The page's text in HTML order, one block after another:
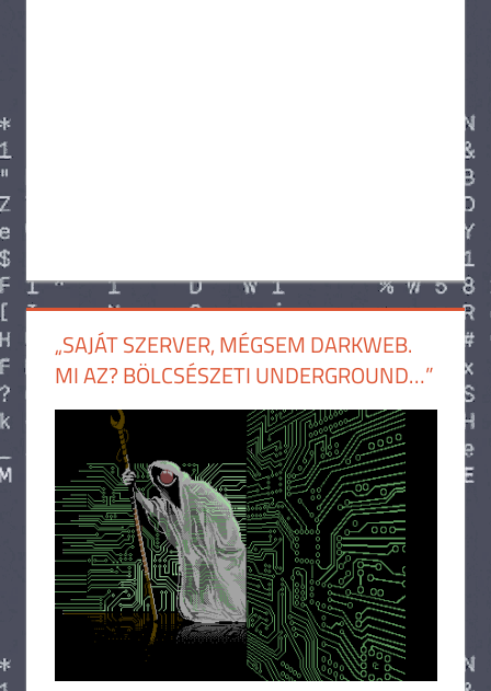
„SAJÁT SZERVER, MÉGSEM DARKWEB.
MI AZ? BÖLCSÉSZETI UNDERGROUND…”